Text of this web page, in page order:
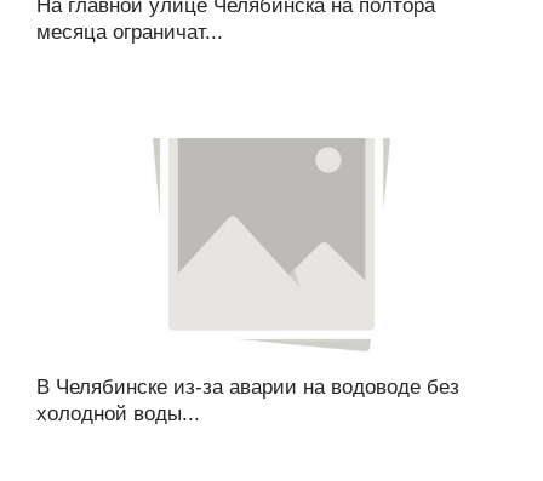
На главной улице Челябинска на полтора
месяца ограничат...
В Челябинске из-за аварии на водоводе без
холодной воды...